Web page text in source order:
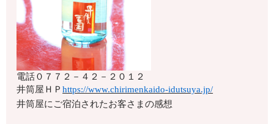
電話０７７２－４２－２０１２
井筒屋ＨＰhttps://www.chirimenkaido-idutsuya.jp/
井筒屋にご宿泊されたお客さまの感想